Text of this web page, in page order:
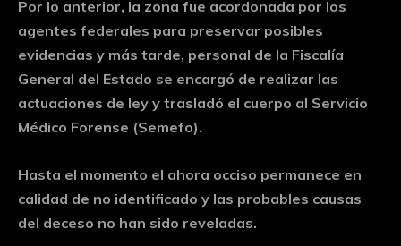
Por lo anterior, la zona fue acordonada por los
agentes federales para preservar posibles
evidencias y más tarde, personal de la Fiscalía
General del Estado se encargó de realizar las
actuaciones de ley y trasladó el cuerpo al Servicio
Médico Forense (Semefo).
Hasta el momento el ahora occiso permanece en
calidad de no identificado y las probables causas
del deceso no han sido reveladas.